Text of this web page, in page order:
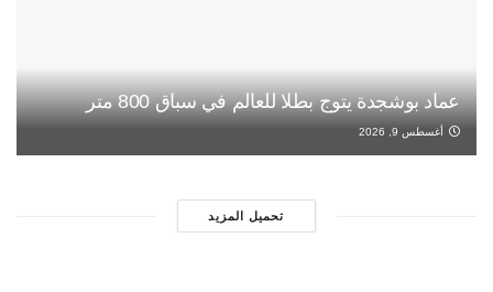
عماد بوشجدة يتوج بطلا للعالم في سباق 800 متر
أغسطس 9, 2026
تحميل المزيد